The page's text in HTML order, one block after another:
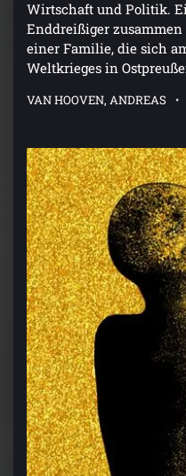
Wirtschaft und Politik.
Enddreißiger
einer Familie, die sich
Weltkrieges in
VAN HOOVEN, ANDREAS